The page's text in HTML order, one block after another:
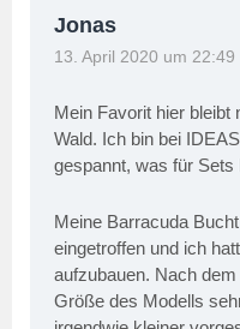
Jonas
13. April 2020 um 22:49
Mein Favorit hier
Wald. Ich bin bei
gespannt, was für Sets
Meine Barracuda
eingetroffen und ich
aufzubauen. Nach
Größe des Modells